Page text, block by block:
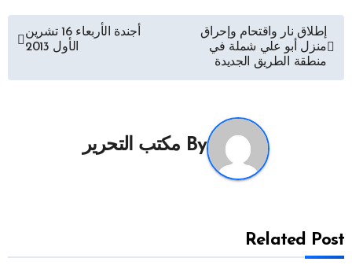
تصفّح
المقالات
إطلاق نار واقتحام وإحراق
منزل أبو علي شملة في
منطقة الطريق الجديدة
أجندة الأربعاء 16 تشرين
الأول 2013
By مكتب التحرير
Related Post